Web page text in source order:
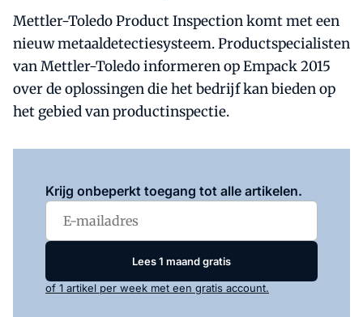
Mettler-Toledo Product Inspection komt met een
nieuw metaaldetectiesysteem. Productspecialisten
van Mettler-Toledo informeren op Empack 2015
over de oplossingen die het bedrijf kan bieden op
het gebied van productinspectie.
Krijg onbeperkt toegang tot alle artikelen.
Lees 1 maand gratis
of 1 artikel per week met een gratis account.